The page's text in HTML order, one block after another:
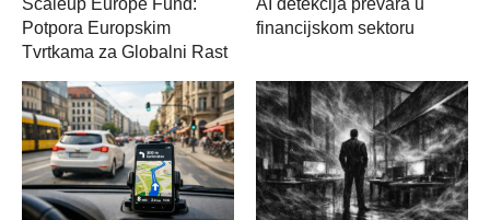
Potpora Europskim
Tvrtkama za Globalni Rast
financijskom sektoru